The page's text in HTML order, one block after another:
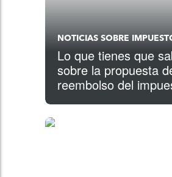
NOTICIAS SOBRE
Lo que tienes que
sobre la propuesta
reembolso del